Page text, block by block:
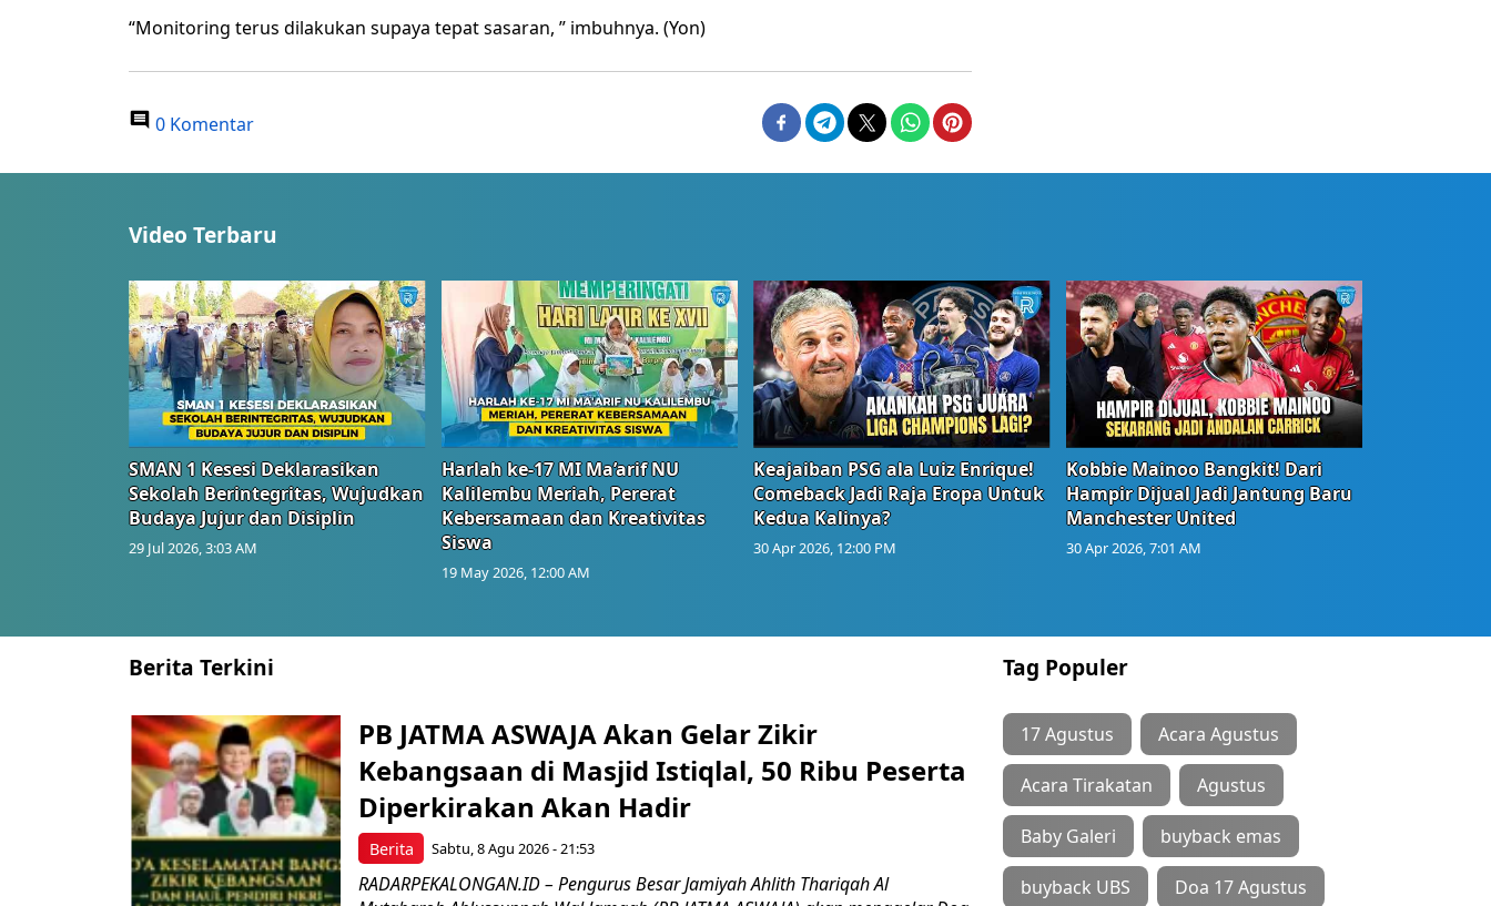
“Monitoring terus dilakukan supaya tepat sasaran, ” imbuhnya. (Yon)
0 Komentar
Video Terbaru
SMAN 1 Kesesi Deklarasikan
Sekolah Berintegritas, Wujudkan
Budaya Jujur dan Disiplin
29 Jul 2026, 3:03 AM
Harlah ke-17 MI Ma’arif NU
Kalilembu Meriah, Pererat
Kebersamaan dan Kreativitas
Siswa
19 May 2026, 12:00 AM
Keajaiban PSG ala Luiz Enrique!
Comeback Jadi Raja Eropa Untuk
Kedua Kalinya?
30 Apr 2026, 12:00 PM
Kobbie Mainoo Bangkit! Dari
Hampir Dijual Jadi Jantung Baru
Manchester United
30 Apr 2026, 7:01 AM
Berita Terkini
Berita
PB JATMA ASWAJA Akan Gelar Zikir
Kebangsaan di Masjid Istiqlal, 50 Ribu Peserta
Diperkirakan Akan Hadir
Sabtu, 8 Agu 2026 - 21:53
RADARPEKALONGAN.ID – Pengurus Besar Jamiyah Ahlith Thariqah Al
Tag Populer
17 Agustus Acara Agustus
Acara Tirakatan Agustus
Baby Galeri buyback emas
buyback UBS Doa 17 Agustus